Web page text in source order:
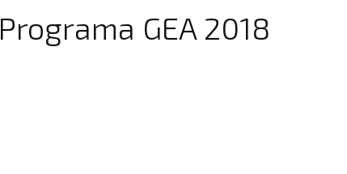
Programa GEA 2018